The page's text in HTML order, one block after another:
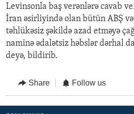
Levinsonla baş verənlərə cavab
İran əsirliyində olan bütün ABŞ
təhlükəsiz şəkildə azad etməyə
naminə ədalətsiz həbslər dərhal
deyə, bildirib.
Share Follow us